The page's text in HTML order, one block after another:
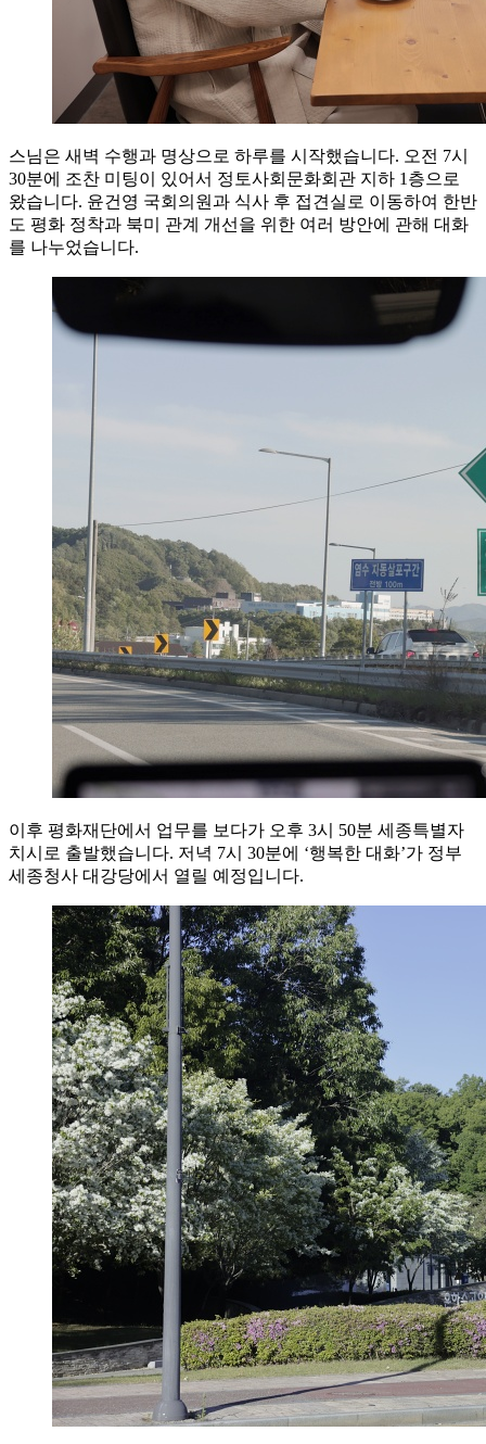
스님은 새벽 수행과 명상으로 하루를 시작했습니다. 오전 7시
30분에 조찬 미팅이 있어서 정토사회문화회관 지하 1층으로
왔습니다. 윤건영 국회의원과 식사 후 접견실로 이동하여 한반
도 평화 정착과 북미 관계 개선을 위한 여러 방안에 관해 대화
를 나누었습니다.
이후 평화재단에서 업무를 보다가 오후 3시 50분 세종특별자
치시로 출발했습니다. 저녁 7시 30분에 ‘행복한 대화’가 정부
세종청사 대강당에서 열릴 예정입니다.